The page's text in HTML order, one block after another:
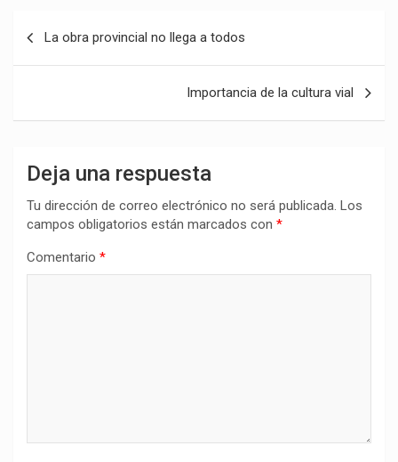
La obra provincial no llega a todos
Importancia de la cultura vial
Deja una respuesta
Tu dirección de correo electrónico no será publicada. Los
campos obligatorios están marcados con *
Comentario *